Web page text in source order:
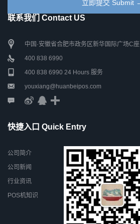
联系我们 Contact US
中国·安徽省合肥市政务区新华国际广场C座
400 838 6990
400 838 6990 24 Hours 服务
youxiang@huanbeipos.com
快捷入口 Quick Entry
公司简介
公司新闻
行业资讯
POS机知识